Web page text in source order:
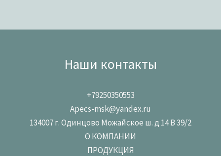
Наши контакты
+79250350553
Apecs-msk@yandex.ru
134007 г. Одинцово Можайское ш. д 14 В 39/2
О КОМПАНИИ
ПРОДУКЦИЯ